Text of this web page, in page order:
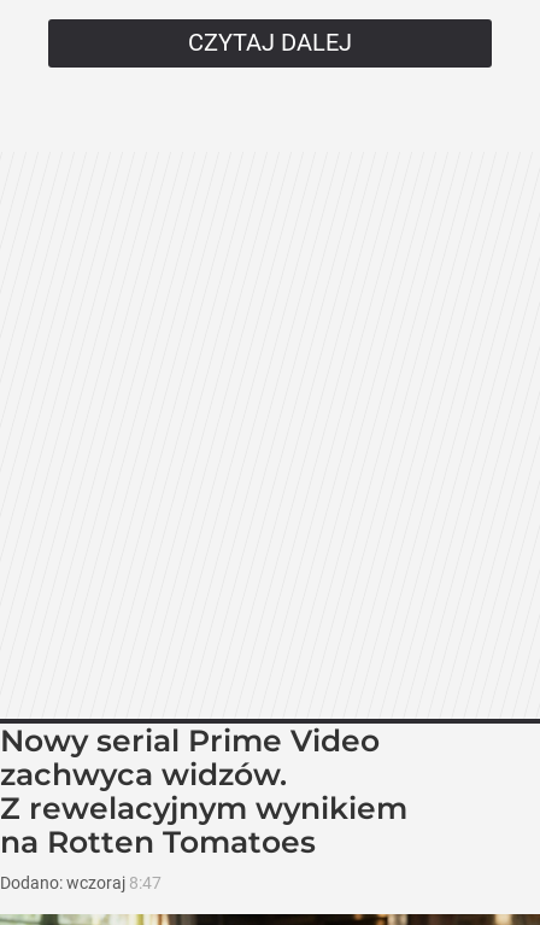
CZYTAJ DALEJ
Nowy serial Prime Video
zachwyca widzów.
Z rewelacyjnym wynikiem
na Rotten Tomatoes
Dodano:wczoraj 8:47